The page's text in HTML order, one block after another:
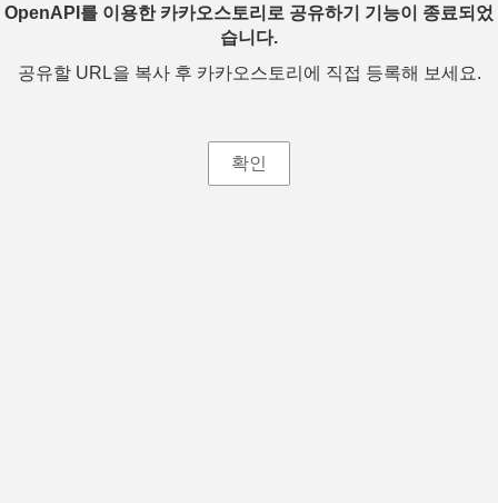
OpenAPI를 이용한 카카오스토리로 공유하기 기능이 종료되었
습니다.
공유할 URL을 복사 후 카카오스토리에 직접 등록해 보세요.
확인